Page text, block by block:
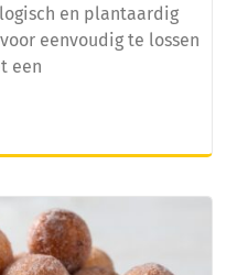
en plantaardig
eenvoudig te lossen
een